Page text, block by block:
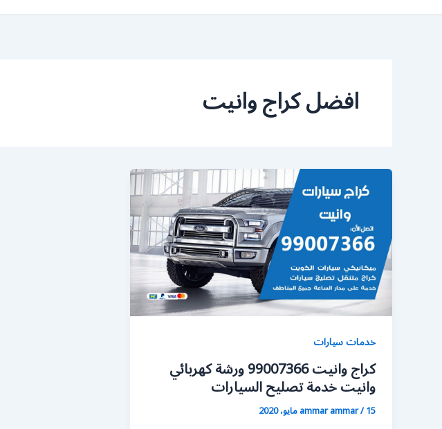
افضل كراج وانيت
خدمات سيارات
كراج وانيت 99007366 ورشة كهربائي
وانيت خدمة تصليح السيارات
ammar ammar/15 مايو، 2020